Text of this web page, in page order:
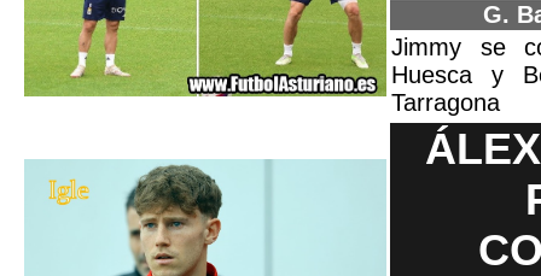
G.
Jimmy se
Huesca y
Tarragona